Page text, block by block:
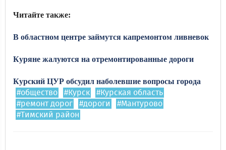
Читайте также:
В областном центре займутся капремонтом ливневок
Куряне жалуются на отремонтированные дороги
Курский ЦУР обсудил наболевшие вопросы города
#общество #Курск
#Курская область
#ремонт дорог
#дороги
#Мантурово
#Тимский район